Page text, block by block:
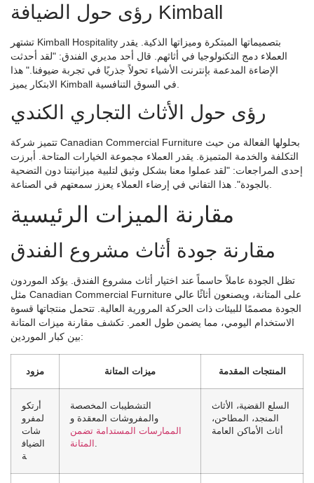
رؤى حول الضيافة Kimball
تشتهر Kimball Hospitality بتصميماتها المبتكرة وميزاتها الذكية. يقدر
العملاء دمج التكنولوجيا في أثاثهم. قال أحد مديري الفندق: "لقد أحدثت
الإضاءة المدعمة بإنترنت الأشياء تحولاً جذريًا في تجربة ضيوفنا." هذا
رؤى حول الأثاث التجاري الكندي
تتميز شركة Canadian Commercial Furniture بحلولها الفعالة من حيث
التكلفة والخدمة المتميزة. يقدر العملاء مجموعة الخيارات المتاحة. أبرزت
إحدى المراجعات: "لقد عملوا معنا بشكل وثيق لتلبية ميزانيتنا دون التضحية
مقارنة الميزات الرئيسية
مقارنة جودة أثاث مشروع الفندق
تظل الجودة عاملاً حاسماً عند اختيار أثاث مشروع الفندق. يؤكد الموردون
مثل Canadian Commercial Furniture على المتانة، ويصنعون أثاثًا عالي
الجودة مصممًا للبيئات ذات الحركة المرورية العالية. تتحمل منتجاتها قسوة
الاستخدام اليومي، مما يضمن طول العمر. تكشف مقارنة ميزات المتانة
بين كبار الموردين:
مزود ميزات المتانة المنتجات المقدمة
أرتكو
لمفرو
شات
الضياف
ة
التشطيبات المخصصة
والمفروشات المعقدة و
الممارسات المستدامة تضمن
المتانة
السلع القضية، الأثاث
المنجد، المطاحن،
أثاث الأماكن العامة